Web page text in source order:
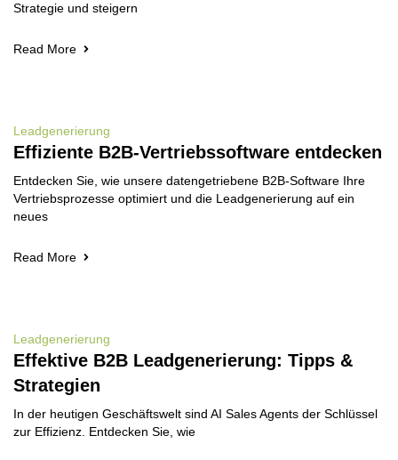
Strategie und steigern
Read More
Leadgenerierung
Effiziente B2B-Vertriebssoftware entdecken
Entdecken Sie, wie unsere datengetriebene B2B-Software Ihre
Vertriebsprozesse optimiert und die Leadgenerierung auf ein
neues
Read More
Leadgenerierung
Effektive B2B Leadgenerierung: Tipps &
Strategien
In der heutigen Geschäftswelt sind AI Sales Agents der Schlüssel
zur Effizienz. Entdecken Sie, wie